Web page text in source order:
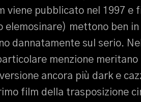
viene pubblicato nel 1997 e
elemosinare) mettono ben
dannatamente sul serio.
menzione meritano
ancora più dark e
film della trasposizione